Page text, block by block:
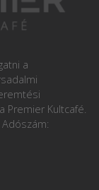
a
Premier Kultcafé.